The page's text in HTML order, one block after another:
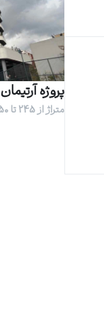
پروژه آرتیمان
متراژ از 245 تا 750